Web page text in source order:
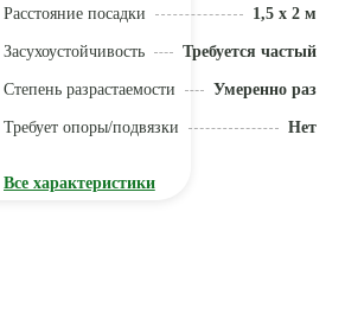
Расстояние посадки 1,5 x 2 м
Засухоустойчивость Требуется частый
Степень разрастаемости Умеренно
Требует опоры/подвязки Нет
Все характеристики